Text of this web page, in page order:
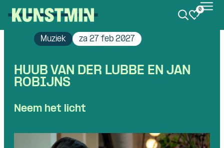
0
Muziek za 27 feb 2027
HUUB VAN DER LUBBE EN JAN
ROBIJNS
Neem het licht